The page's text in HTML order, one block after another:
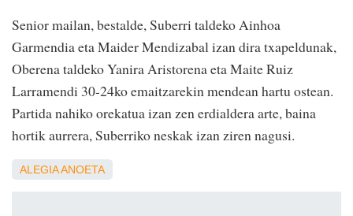
Senior mailan, bestalde, Suberri taldeko Ainhoa
Garmendia eta Maider Mendizabal izan dira txapeldunak,
Oberena taldeko Yanira Aristorena eta Maite Ruiz
Larramendi 30-24ko emaitzarekin mendean hartu ostean.
Partida nahiko orekatua izan zen erdialdera arte, baina
hortik aurrera, Suberriko neskak izan ziren nagusi.
ALEGIAANOETA